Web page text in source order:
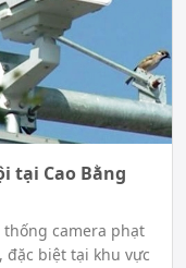
tại Cao Bằng
thống camera phạt
biệt tại khu vực